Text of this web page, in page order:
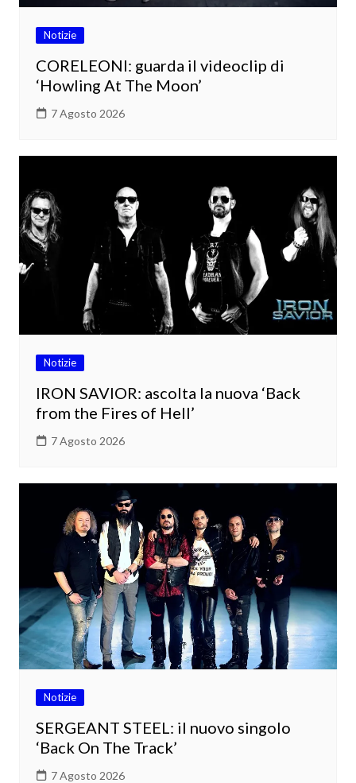
Notizie
CORELEONI: guarda il videoclip di
‘Howling At The Moon’
7 Agosto 2026
Notizie
IRON SAVIOR: ascolta la nuova ‘Back
from the Fires of Hell’
7 Agosto 2026
Notizie
SERGEANT STEEL: il nuovo singolo
‘Back On The Track’
7 Agosto 2026